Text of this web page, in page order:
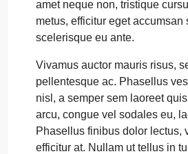
amet neque non, tristique
metus, efficitur eget accumsan
scelerisque eu ante.
Vivamus auctor mauris risus,
pellentesque ac. Phasellus
nisl, a semper sem laoreet
arcu, congue vel sodales eu,
Phasellus finibus dolor lectus,
efficitur at. Nullam ut tellus in